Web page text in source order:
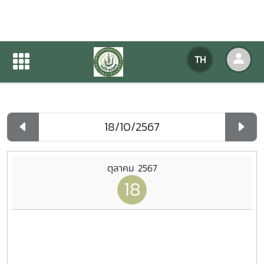
TH
ปฏิทินกิจกรรมของหน่วยงาน
ปฏิทินกิจกรรมของหน่วยงาน
ตุลาคม 2567
18